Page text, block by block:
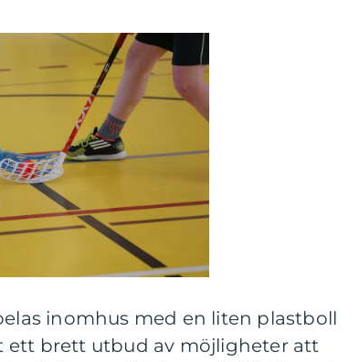
inomhus med en liten plastboll
ett brett utbud av möjligheter att